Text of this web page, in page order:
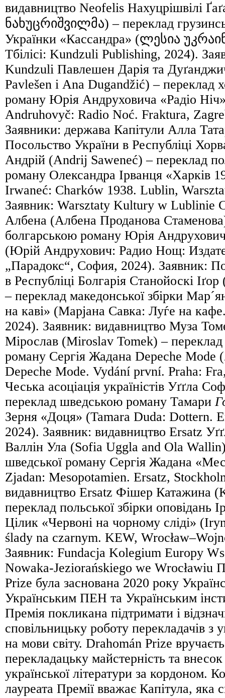
видавництво Neofelis Нахуцрішвілі
ნახუცრიშვილმა) – переклад
Українки «Кассандра» (ლესია
Тбілісі: Kundzuli Publishing, 2024).
Kundzuli Павлешен Дарія та
Pavlešen і Ana Dugandžić) – переклад
роману Юрія Андруховича «Радіо
Andruhovyč: Radio Noć. Fraktura,
Заявники: держава Капітули Алла
Посольство України в Республіці
Андрій (Andrij Saweneć) – переклад
роману Олександра Ірванця «Харків
Irwaneć: Charków 1938. Lublin,
Заявник: Warsztaty Kultury w Lublinie
Албена (Албена Проданова
болгарською роману Юрія
(Юрій Андрухович: Радио Нощ:
„Парадокс“, София, 2024). Заявник:
в Республіці Болгарія Станойоскі
– переклад македонської збірки
на каві» (Марјана Савка: Луѓе на
2024). Заявник: видавництво Муза
Мірослав (Miroslav Tomek) – переклад
роману Сергія Жадана Depeche Mode
Depeche Mode. Vydání první. Praha:
Чеська асоціація україністів Уґґла
переклад шведською роману Тамари
Зерня «Доця» (Tamara Duda: Dottern.
2024). Заявник: видавництво Ersatz
Валлін Ула (Sofia Uggla and Ola
шведської роману Сергія Жадана
Zjadan: Mesopotamien. Ersatz,
видавництво Ersatz Фішер Катажина
переклад польської збірки оповідань
Цілик «Червоні на чорному сліді»
ślady na czarnym. KEW,
Заявник: Fundacja Kolegium Europy
Nowaka-Jeziorańskiego we Wrocławiu
Prize була заснована 2020 року
Українським ПЕН та Українським
Премія покликана підтримати і
сповільницьку роботу перекладачів з
на мови світу. Drahomán Prize
перекладацьку майстерність та
української літератури за кордоном.
лауреата Премії вважає Капітула, яка